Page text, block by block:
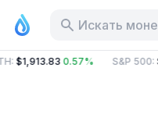
Искать
: $1,913.83 0.57% S&P 500: